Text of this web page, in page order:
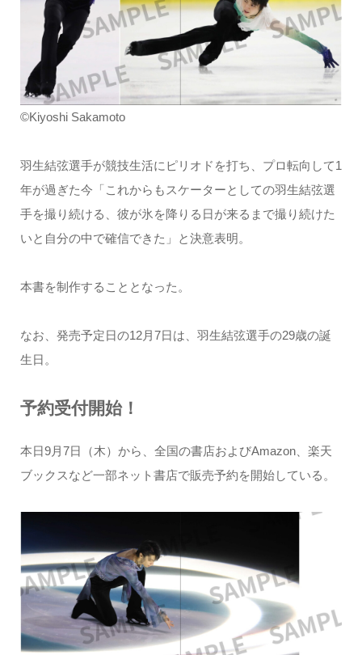
©Kiyoshi Sakamoto
羽生結弦選手が競技生活にピリオドを打ち、プロ転向して1
年が過ぎた今「これからもスケーターとしての羽生結弦選
手を撮り続ける、彼が氷を降りる日が来るまで撮り続けた
いと自分の中で確信できた」と決意表明。
本書を制作することとなった。
なお、発売予定日の12月7日は、羽生結弦選手の29歳の誕
生日。
予約受付開始！
本日9月7日（木）から、全国の書店およびAmazon、楽天
ブックスなど一部ネット書店で販売予約を開始している。